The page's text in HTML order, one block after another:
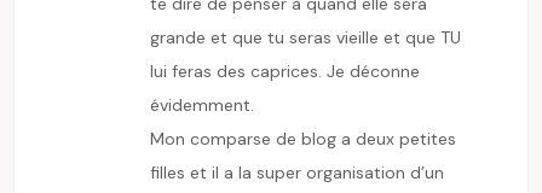
grande et que tu seras vieille et que TU
lui feras des caprices. Je déconne
évidemment.
Mon comparse de blog a deux petites
filles et il a la super organisation d’un